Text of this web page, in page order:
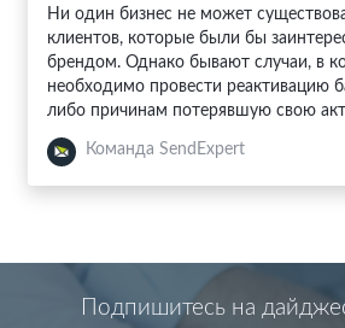
Ни один бизнес не может
клиентов, которые были бы
брендом. Однако бывают случаи, в
необходимо провести реактивацию
либо причинам потерявшую свою
Команда SendExpert
Подпишитесь на